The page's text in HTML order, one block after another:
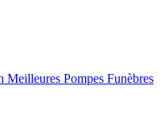
Pompes Funèbres